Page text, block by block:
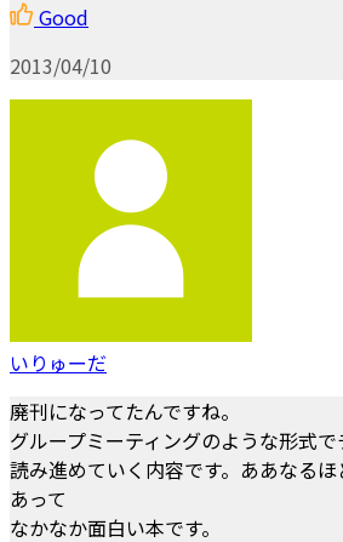
Good
2013/04/10
いりゅーだ
廃刊になってたんですね。
グループミーティングのような形式で
読み進めていく内容です。ああなる
あって
なかなか面白い本です。